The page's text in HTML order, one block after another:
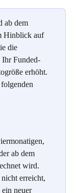
ab dem
Hinblick auf
die
Ihr Funded-
erhöht.
ab dem
wird.
erreicht,
ein neuer